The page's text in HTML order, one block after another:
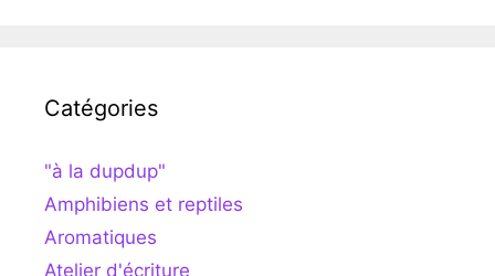
Catégories
"à la dupdup"
Amphibiens et reptiles
Aromatiques
Atelier d'écriture